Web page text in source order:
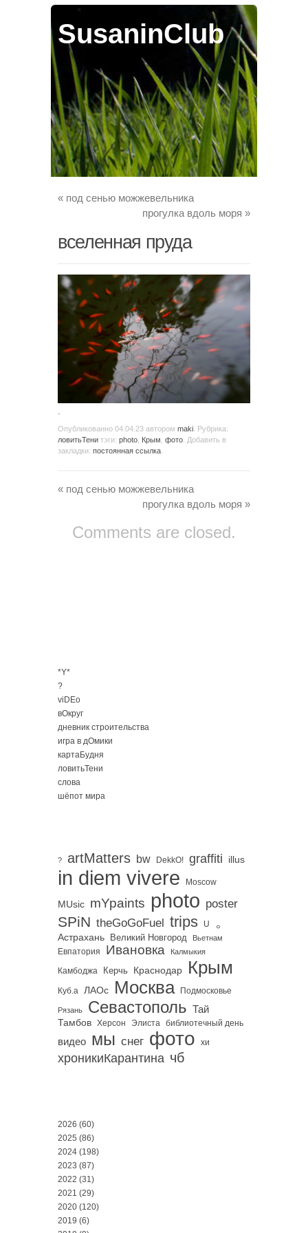
SusaninClub
« под сенью можжевельника
прогулка вдоль моря »
вселенная пруда
Опубликованно 04.04.23 автором maki . Рубрика:
ловитьТени тэги: photo Крым фото . Добавить в
закладки: постоянная ссылка
« под сенью можжевельника
прогулка вдоль моря »
Comments are closed.
*Y*
?
viDEo
вОкруг
дневник строительства
игра в дОмики
картаБудня
ловитьТени
слова
шёпот мира
? artMatters bw DekkO! graffiti illus
in diem vivere Moscow
MUsic mYpaints photo poster
SPiN theGoGoFuel trips U 。
Астрахань Великий Новгород Вьетнам
Евпатория Ивановка Калмыкия
Камбоджа Керчь Краснодар Крым
Куб.а ЛАОс Москва Подмосковье
Рязань Севастополь Тай
Тамбов Херсон Элиста библиотечный день
видео мы снег фото хи
хроникиКарантина чб
2026 (60)
2025 (86)
2024 (198)
2023 (87)
2022 (31)
2021 (29)
2020 (120)
2019 (6)